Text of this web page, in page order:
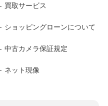
買取サービス
ショッピングローンについて
中古カメラ保証規定
ネット現像